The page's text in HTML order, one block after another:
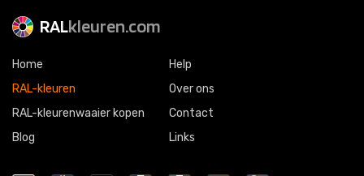
RALkleuren.com
Home
RAL-kleuren
RAL-kleurenwaaier kopen
Blog
Help
Over ons
Contact
Links